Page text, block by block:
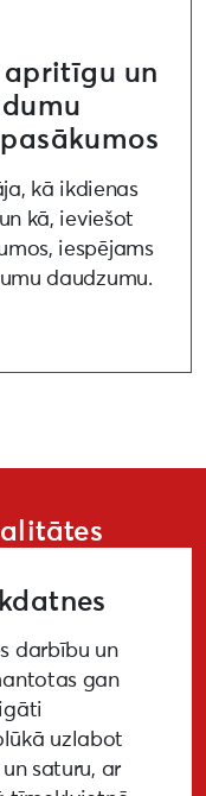
un
kā ikdienas
kā, ieviešot
iespējams
daudzumu.
darbību un
gan
uzlabot
saturu, ar